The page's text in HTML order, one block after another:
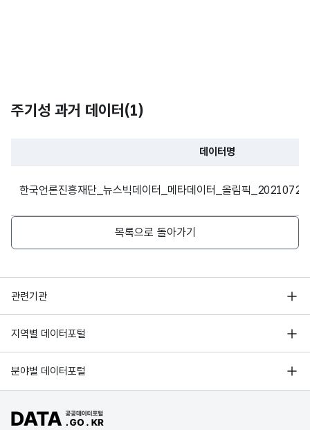
http://www.bigkinds.or.kr/news/newsDetailView.do?
주기성 과거 데이터(1)
데이터명
한국언론진흥재단_뉴스빅데이터_메타데이터_올림픽_20210722
목록으로 돌아가기
관련기관
행정안전부
한국지능정보사회진흥원
국가정보자원관리원
지역별 데이터포털
서울 열린데이터광장
경기데이터드림
D-데이터허브
분야별 데이터포털
기상자료개방포털
국토교통부 공간정보오픈플랫폼
환경부 환경데이터포털
공공데이터포털 바로가기